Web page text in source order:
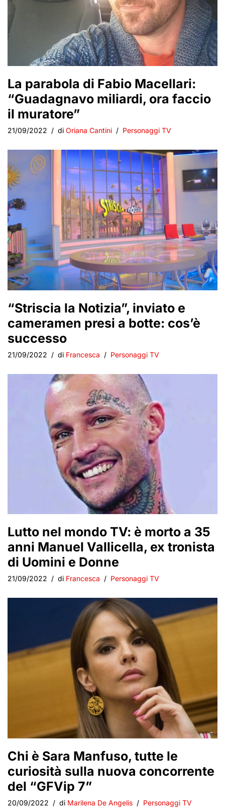
La parabola di Fabio Macellari:
“Guadagnavo miliardi, ora faccio
il muratore”
21/09/2022 di Oriana Cantini Personaggi TV
“Striscia la Notizia”, inviato e
cameramen presi a botte: cos’è
successo
21/09/2022 di Francesca Personaggi TV
Lutto nel mondo TV: è morto a 35
anni Manuel Vallicella, ex tronista
di Uomini e Donne
21/09/2022 di Francesca Personaggi TV
Chi è Sara Manfuso, tutte le
curiosità sulla nuova concorrente
del “GFVip 7”
20/09/2022 di Marilena De Angelis Personaggi TV